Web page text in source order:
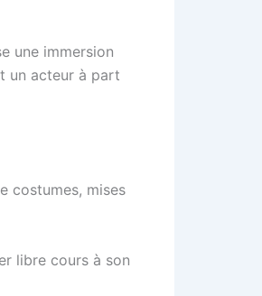
une immersion
un acteur à part
costumes, mises
libre cours à son